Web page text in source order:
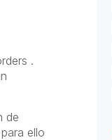
.
de
ello